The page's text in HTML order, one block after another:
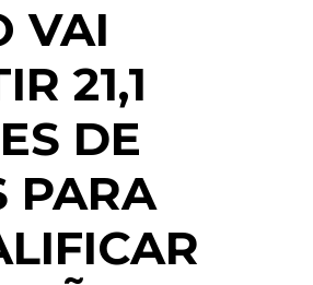
VAI
21,1
DE
PARA